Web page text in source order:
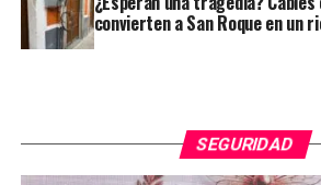
convierten a San Roque en un
SEGURIDAD